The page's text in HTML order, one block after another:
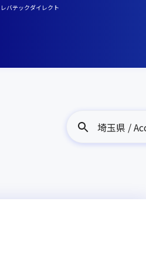
バテックダイレクト
埼玉県 /